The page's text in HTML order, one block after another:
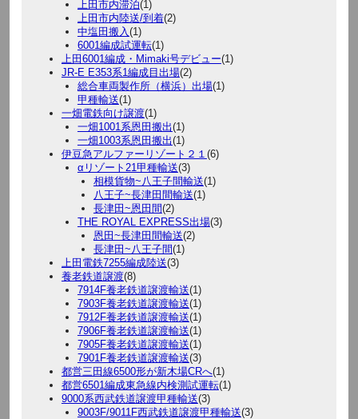
上田市内滞泊(1)
上田市内陸送/到着(2)
中塩田搬入 (1)
6001編成試運転(1)
上田6001編成・Mimaki号デビュー(1)
JR-E E353系1編成目出場(2)
総合車両製作所（横浜）出場(1)
甲種輸送(1)
一畑電鉄向け譲渡(1)
一畑1001系恩田搬出(1)
一畑1003系恩田搬出(1)
伊豆急アルファーリゾート２１ (6)
αリゾート21甲種輸送(3)
相模貨物~八王子間輸送(1)
八王子~長津田間輸送(1)
長津田~恩田間(2)
THE ROYAL EXPRESS出場(3)
恩田~長津田間輸送(2)
長津田~八王子間(1)
上田電鉄7255編成陸送(3)
養老鉄道譲渡(8)
7914F養老鉄道譲渡輸送(1)
7903F養老鉄道譲渡輸送(1)
7912F養老鉄道譲渡輸送(1)
7906F養老鉄道譲渡輸送(1)
7905F養老鉄道譲渡輸送(1)
7901F養老鉄道譲渡輸送(3)
都営三田線6500形が新木場CRへ(1)
都営6501編成東急線内検測試運転(1)
9000系西武鉄道譲渡甲種輸送(3)
9003F/9011F西武鉄道譲渡甲種輸送(3)